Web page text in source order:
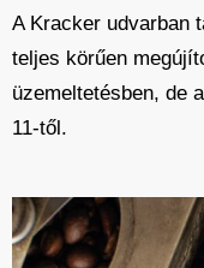
A Kracker udvarban
teljes körűen
üzemeltetésben, de
11-től.